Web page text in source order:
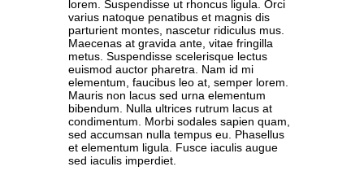
lorem. Suspendisse ut rhoncus ligula. Orci
varius natoque penatibus et magnis dis
parturient montes, nascetur ridiculus mus.
Maecenas at gravida ante, vitae fringilla
metus. Suspendisse scelerisque lectus
euismod auctor pharetra. Nam id mi
elementum, faucibus leo at, semper lorem.
Mauris non lacus sed urna elementum
bibendum. Nulla ultrices rutrum lacus at
condimentum. Morbi sodales sapien quam,
sed accumsan nulla tempus eu. Phasellus
et elementum ligula. Fusce iaculis augue
sed iaculis imperdiet.